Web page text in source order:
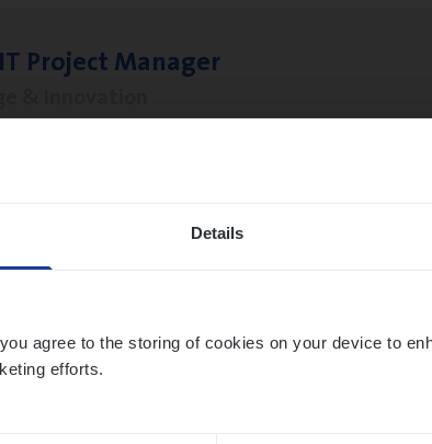
Details
agree to the storing of cookies on your device to
efforts.
IT Pro­ject Manager
Mana­ger Mari­ne Cargo